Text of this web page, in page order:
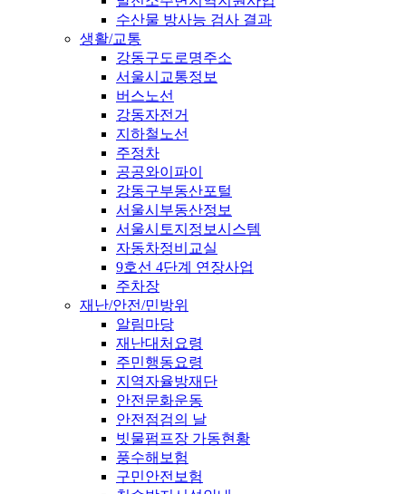
수산물 방사능 검사 결과
생활/교통
강동구도로명주소
서울시교통정보
버스노선
강동자전거
지하철노선
주정차
공공와이파이
강동구부동산포털
서울시부동산정보
서울시토지정보시스템
자동차정비교실
9호선 4단계 연장사업
주차장
재난/안전/민방위
알림마당
재난대처요령
주민행동요령
지역자율방재단
안전문화운동
안전점검의 날
빗물펌프장 가동현황
풍수해보험
구민안전보험